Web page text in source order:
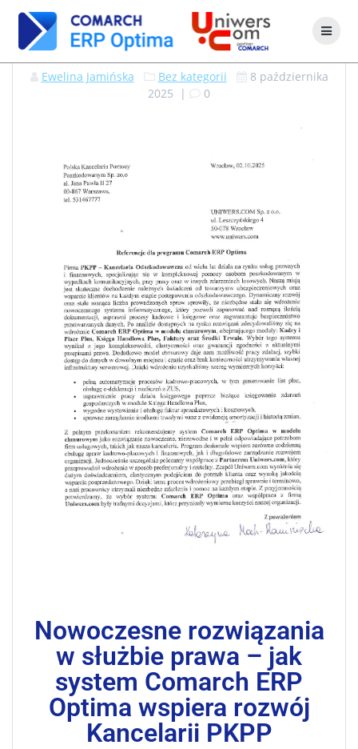
Ewelina Jamińska Bez kategorii
8 października
2025 | 0
Nowoczesne rozwiązania
w służbie prawa – jak
system Comarch ERP
Optima wspiera rozwój
Kancelarii PKPP